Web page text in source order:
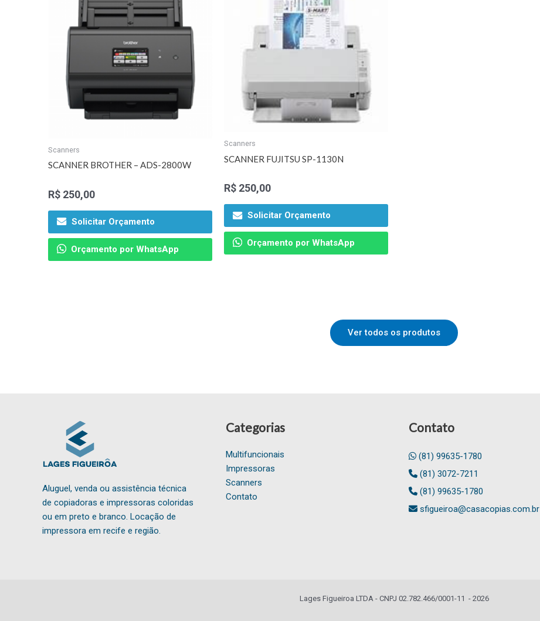
Scanners
SCANNER BROTHER – ADS-2800W
R$ 250,00
Solicitar Orçamento
Orçamento por WhatsApp
Scanners
SCANNER FUJITSU SP-1130N
R$ 250,00
Solicitar Orçamento
Orçamento por WhatsApp
Ver todos os produtos
Aluguel, venda ou assistência técnica
de copiadoras e impressoras coloridas
ou em preto e branco. Locação de
impressora em recife e região.
Categorias
Multifuncionais
Impressoras
Scanners
Contato
Contato
(81) 99635-1780
(81) 3072-7211
(81) 99635-1780
sfigueiroa@casacopias.com.br
Lages Figueiroa LTDA - CNPJ 02.782.466/0001-11 - 2026